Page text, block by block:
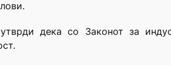
дека со Законот за